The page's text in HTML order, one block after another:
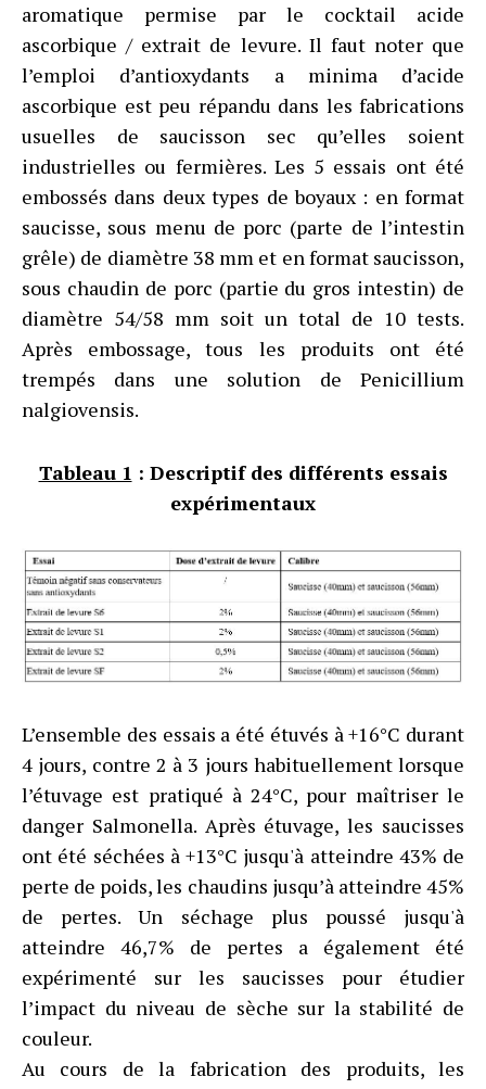
aromatique permise par le cocktail acide
ascorbique / extrait de levure. Il faut noter que
l’emploi d’antioxydants a minima d’acide
ascorbique est peu répandu dans les fabrications
usuelles de saucisson sec qu’elles soient
industrielles ou fermières. Les 5 essais ont été
embossés dans deux types de boyaux : en format
saucisse, sous menu de porc (parte de l’intestin
grêle) de diamètre 38 mm et en format saucisson,
sous chaudin de porc (partie du gros intestin) de
diamètre 54/58 mm soit un total de 10 tests.
Après embossage, tous les produits ont été
trempés dans une solution de Penicillium
nalgiovensis.
Tableau 1 : Descriptif des différents essais
expérimentaux
L’ensemble des essais a été étuvés à +16°C durant
4 jours, contre 2 à 3 jours habituellement lorsque
l’étuvage est pratiqué à 24°C, pour maîtriser le
danger Salmonella. Après étuvage, les saucisses
ont été séchées à +13°C jusqu'à atteindre 43% de
perte de poids, les chaudins jusqu’à atteindre 45%
de pertes. Un séchage plus poussé jusqu'à
atteindre 46,7% de pertes a également été
expérimenté sur les saucisses pour étudier
l’impact du niveau de sèche sur la stabilité de
couleur.
Au cours de la fabrication des produits, les